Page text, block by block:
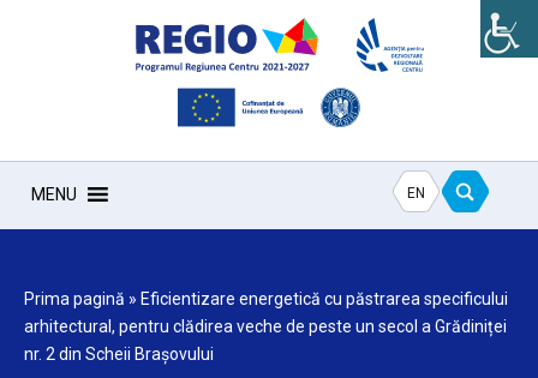
MENU EN
Prima pagină » Eficientizare energetică cu păstrarea specificului
arhitectural, pentru clădirea veche de peste un secol a Grădiniței
nr. 2 din Scheii Brașovului